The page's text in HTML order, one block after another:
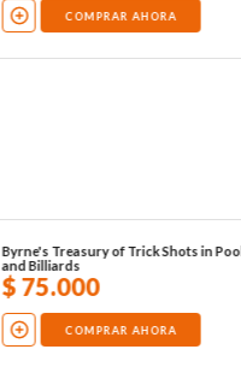
COMPRAR AHORA
Byrne's Treasury of Trick Shots in Pool
and Billiards
$75.000
COMPRAR AHORA